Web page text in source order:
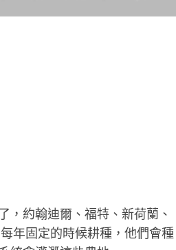
，約翰迪爾、福特、新荷蘭、
年固定的時候耕種，他們會種